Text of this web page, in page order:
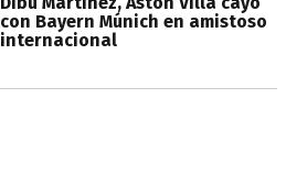
con Bayern Múnich en amistoso
internacional